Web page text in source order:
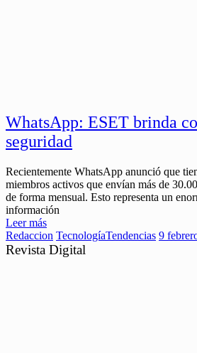
WhatsApp: ESET brinda
seguridad
Recientemente WhatsApp anunció que
miembros activos que envían más de
de forma mensual. Esto representa un
información
Leer más
Redaccion TecnologíaTendencias 9
Revista Digital